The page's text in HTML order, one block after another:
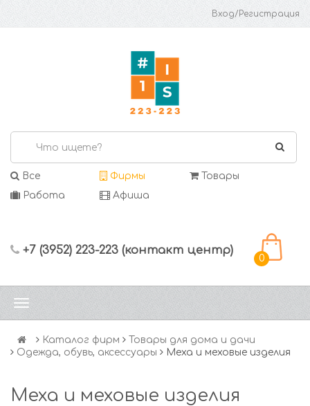
Вход/Регистрация
Все Фирмы
Товары
Работа
Афиша
+7 (3952) 223-223 (контакт центр)
0
Каталог фирм
Товары для дома и дачи
Одежда, обувь, аксессуары
Меха и меховые изделия
Меха и меховые изделия